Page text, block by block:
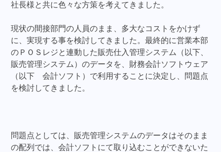
社長様と共に色々な方策を考えてきました。
現状の間接部門の人員のまま、多大なコストをかけず
に、実現する事を検討してきました。最終的に営業本部
のＰＯＳレジと連動した販売仕入管理システム（以下、
販売管理システム）のデータを、財務会計ソフトウェア
（以下 会計ソフト）で利用することに決定し、問題点
を検討してきました。
問題点としては、販売管理システムのデータはそのまま
の配列では、会計ソフトにて取り込むことができないた